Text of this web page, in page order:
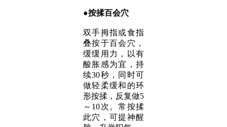
●按揉百会穴
双手拇指或食指
叠按于百会穴，
缓缓用力，以有
酸胀感为宜，持
续30秒，同时可
做轻柔缓和的环
形按揉，反复做5
～10次。常按揉
此穴，可提神醒